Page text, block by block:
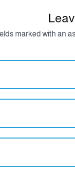
marked with an